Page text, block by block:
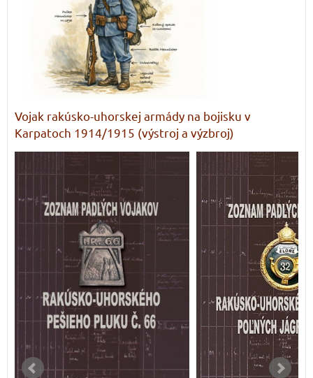
Vojak rakúsko-uhorskej armády na bojisku v
Karpatoch 1914/1915 (výstroj a výzbroj)